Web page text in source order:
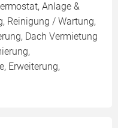
Anlage &
Reinigung / Wartung,
Dach Vermietung
Erweiterung,